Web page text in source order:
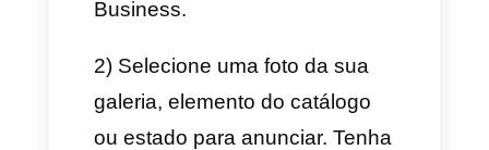
de criar anúncios do WhatsApp,
a primeira é através do